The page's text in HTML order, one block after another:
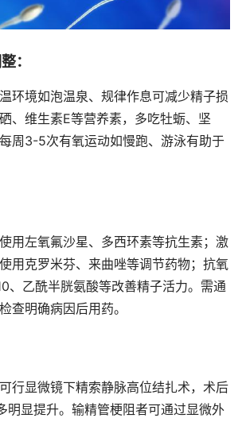
：
环境如泡温泉、规律作息可减少精子损
、维生素E等营养素，多吃牡蛎、坚
周3-5次有氧运动如慢跑、游泳有助于
用左氧氟沙星、多西环素等抗生素；激
用克罗米芬、来曲唑等调节药物；抗氧
、乙酰半胱氨酸等改善精子活力。需通
查明确病因后用药。
行显微镜下精索静脉高位结扎术，术后
明显提升。输精管梗阻者可通过显微外